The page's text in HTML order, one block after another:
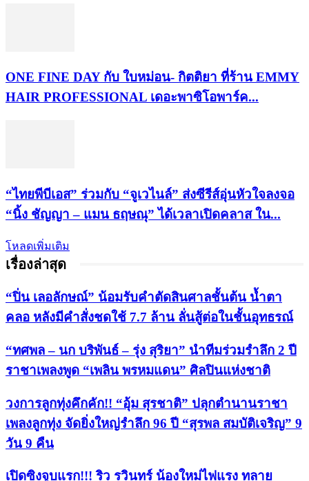
ONE FINE DAY กับ ใบหม่อน- กิตติยา ที่ร้าน EMMY
HAIR PROFESSIONAL เดอะพาซิโอพาร์ค...
“ไทยพีบีเอส” ร่วมกับ “จูเวไนล์” ส่งซีรีส์อุ่นหัวใจลงจอ
“นิ้ง ชัญญา – แมน ธฤษณุ” ได้เวลาเปิดคลาส ใน...
โหลดเพิ่มเติม
เรื่องล่าสุด
“ปิ่น เลอลักษณ์” น้อมรับคำตัดสินศาลชั้นต้น น้ำตา
คลอ หลังมีคำสั่งชดใช้ 7.7 ล้าน ลั่นสู้ต่อในชั้นอุทธรณ์
“ทศพล – นก บริพันธ์ – รุ่ง สุริยา” นำทีมร่วมรำลึก 2 ปี
ราชาเพลงพูด “เพลิน พรหมแดน” ศิลปินแห่งชาติ
วงการลูกทุ่งคึกคัก!! “อุ้ม สุรชาติ” ปลุกตำนานราชา
เพลงลูกทุ่ง จัดยิ่งใหญ่รำลึก 96 ปี “สุรพล สมบัติเจริญ” 9
วัน 9 คืน
เปิดซิงจูบแรก!!! ริว รวินทร์ น้องใหม่ไฟแรง ทลาย